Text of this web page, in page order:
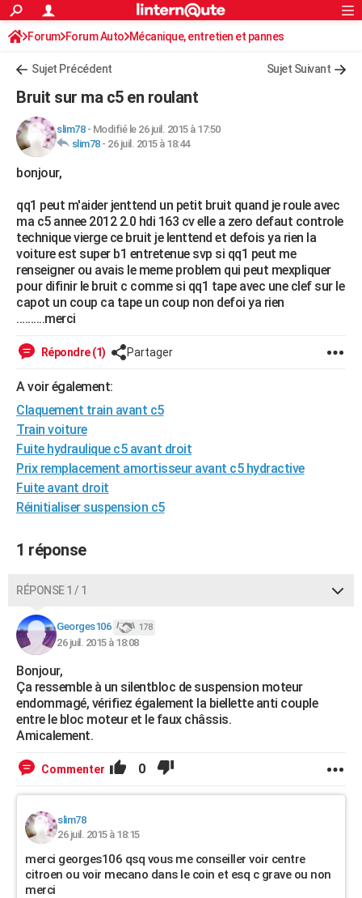
ACTUALITÉS
Politique
Société
Faits Divers
Education
Monde
Villes
+
FINANCE
Retraite
Impôts
Epargne
Immobilier
Risques naturels par ville
Banque
Assurance
Crédit
AUTO
Essais
Réserver un essai
Citadines
Berlines
SUV
Forum auto
+HIGH-TECH
Mobiles
Meilleur smartphone
Internet
Ordinateurs
Jeux vidéo
Guide high-tech
+BRICOLAGE
Forum
Aménagement intérieur
Extérieur
Cuisine
Salle de bains
Jardinage
Rangement
WEEK-END
Guides de France
Escapades
Patrimoine
Expositions
Musées
Week-end nature
LIFESTYLE
Art de vivre
Bien-être
Loisirs
Mode
Modes de vie
SANTE
Alimentation
Guide de la santé
Maladies
Médicaments
Sommeil
VOYAGE
Destinations
City break
Voyage nature
Voyage de noces
Forum
Climat
PHOTO
GUIDES D'ACHAT
BONS PLANS
CARTE DE VOEUX
Carte de Noël
Carte Bonne année
Carte Saint-Valentin
Carte Pâques
Carte d'anniversaire
DICTIONNAIRE
Dictionnaire
Biographies
Citations
Expressions
Proverbes
PROGRAMME TV
AVIS DE DÉCÈS
FORUM
Bricolage
Lifestyle
Culture
Sport
Auto
Television
Voyage
Cinema
Rechercher
S'inscrire
Connexion
Forum Forum Auto Mécanique, entretien et pannes
Sujet Précédent Sujet Suivant
Bruit sur ma c5 en roulant
slim78- Modifié le 26 juil. 2015 à 17:50
slim78- 26 juil. 2015 à 18:44
bonjour,
qq1 peut m'aider jenttend un petit bruit quand je roule avec
ma c5 annee 2012 2.0 hdi 163 cv elle a zero defaut controle
technique vierge ce bruit je lenttend et defois ya rien la
voiture est super b1 entretenue svp si qq1 peut me
renseigner ou avais le meme problem qui peut mexpliquer
pour difinir le bruit c comme si qq1 tape avec une clef sur le
capot un coup ca tape un coup non defoi ya rien
..........merci
Répondre (1) Partager
A voir également:
Claquement train avant c5
Train voiture
Fuite hydraulique c5 avant droit
Prix remplacement amortisseur avant c5 hydractive
Fuite avant droit
Réinitialiser suspension c5
1 réponse
RÉPONSE 1 / 1
Georges106 178
26 juil. 2015 à 18:08
Bonjour,
Ça ressemble à un silentbloc de suspension moteur
endommagé, vérifiez également la biellette anti couple
entre le bloc moteur et le faux châssis.
Amicalement.
Commenter 0
slim78
26 juil. 2015 à 18:15
merci georges106 qsq vous me conseiller voir centre
citroen ou voir mecano dans le coin et esq c grave ou non
merci